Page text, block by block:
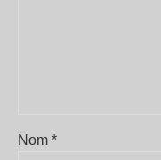
Nom *